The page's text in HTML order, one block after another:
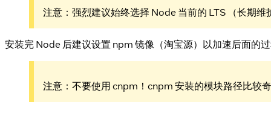
注意：强烈建议始终选择 Node 当前的 LTS （长期
安装完 Node 后建议设置 npm 镜像（淘宝源）以加速后面的
注意：不要使用 cnpm！cnpm 安装的模块路径比较